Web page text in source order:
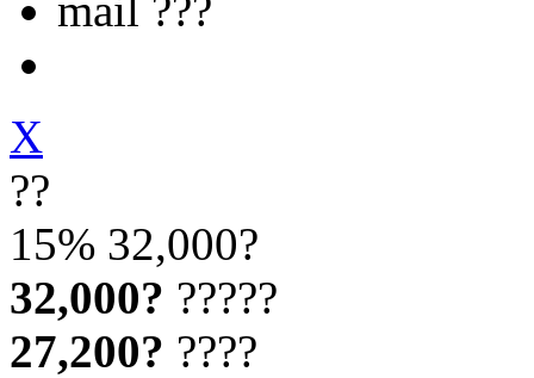
X
??
15% 32,000?
32,000? ?????
27,200? ????